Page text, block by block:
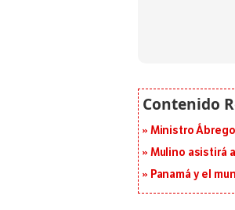
Ministro
Mulino asistirá
Panamá y el